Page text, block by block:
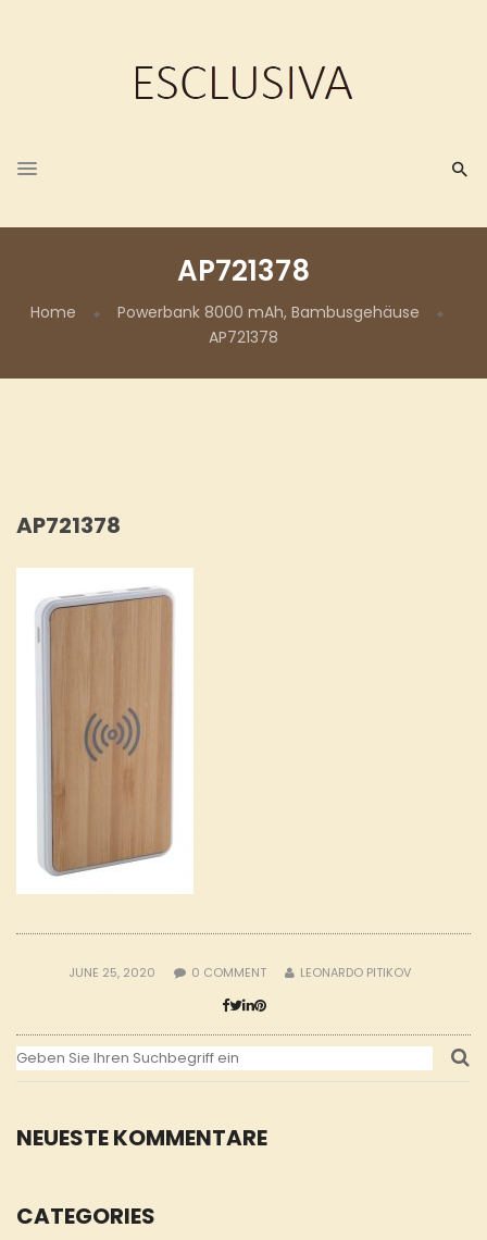
AP721378
Home
Powerbank 8000 mAh, Bambusgehäuse
AP721378
NEUESTE KOMMENTARE
CATEGORIES
AP721378
JUNE 25, 2020 0 COMMENT LEONARDO PITIKOV